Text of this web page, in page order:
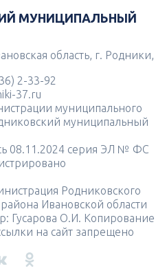
МУНИЦИПАЛЬНЫЙ
область, г. Родники,
2-33-92
37.ru
муниципального
муниципальный
08.11.2024 серия ЭЛ № ФС
Родниковского
Ивановской области
Гусарова О.И. Копирование
на сайт запрещено